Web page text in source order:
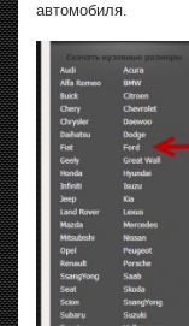
автомобиля.